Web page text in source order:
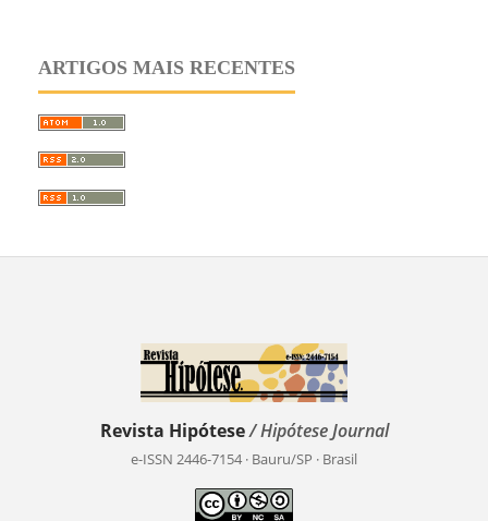
ARTIGOS MAIS RECENTES
Revista Hipótese/ Hipótese Journal
e-ISSN 2446-7154 · Bauru/SP · Brasil